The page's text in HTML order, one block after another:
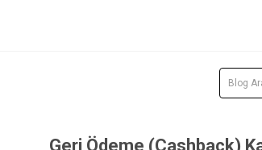
Geri Ödeme (Cashback)